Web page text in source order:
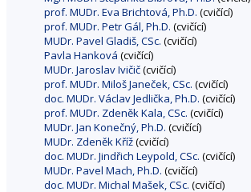
prof. MUDr. Eva Brichtová, Ph.D. (cvičící)
prof. MUDr. Petr Gál, Ph.D. (cvičící)
MUDr. Pavel Gladiš, CSc. (cvičící)
Pavla Hanková (cvičící)
MUDr. Jaroslav Ivičič(cvičící)
prof. MUDr. Miloš Janeček, CSc. (cvičící)
doc. MUDr. Václav Jedlička, Ph.D. (cvičící)
prof. MUDr. Zdeněk Kala, CSc. (cvičící)
MUDr. Jan Konečný, Ph.D. (cvičící)
MUDr. Zdeněk Kříž(cvičící)
doc. MUDr. Jindřich Leypold, CSc. (cvičící)
MUDr. Pavel Mach, Ph.D. (cvičící)
doc. MUDr. Michal Mašek, CSc. (cvičící)